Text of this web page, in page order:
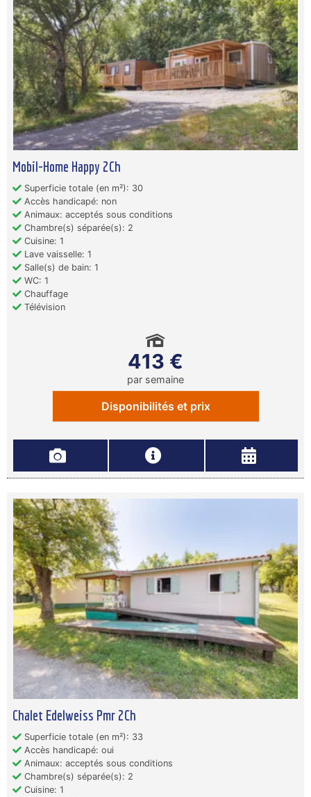
Mobil-Home Happy 2Ch
Superficie totale (en m²): 30
Accès handicapé: non
Animaux: acceptés sous conditions
Chambre(s) séparée(s): 2
Cuisine: 1
Lave vaisselle: 1
Salle(s) de bain: 1
WC: 1
Chauffage
Télévision
413 €
par semaine
Disponibilités et prix
Chalet Edelweiss Pmr 2Ch
Superficie totale (en m²): 33
Accès handicapé: oui
Animaux: acceptés sous conditions
Chambre(s) séparée(s): 2
Cuisine: 1